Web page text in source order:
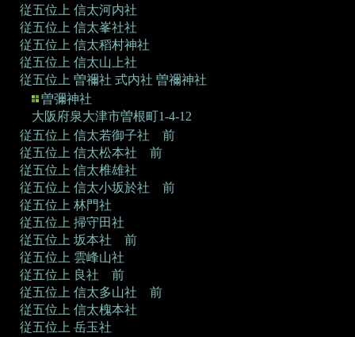
従五位上 信太河内社
従五位上 信太峯社社
従五位上 信太稻村神社
従五位上 信太山上社
従五位上 曽禰社 式内社 曽禰神社
曽彌神社
大阪府泉大津市曽根町1-4-12
従五位上 信太若御子社 前
従五位上 信太松本社 前
従五位上 信太椎雄社
従五位上 信太小坂於社 前
従五位上 林門社
従五位上 掃守田社
従五位上 坂本社 前
従五位上 雲峰山社
従五位上 良社 前
従五位上 信太多山社 前
従五位上 信太槐本社
従五位上 岳玉社